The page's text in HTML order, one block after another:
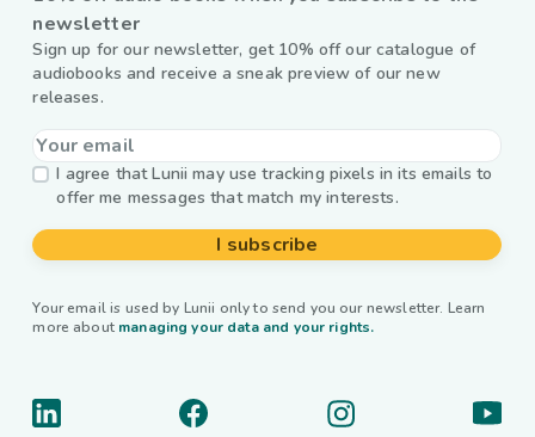
newsletter
Sign up for our newsletter, get 10% off our catalogue of
audiobooks and receive a sneak preview of our new
releases.
I agree that Lunii may use tracking pixels in its emails to
offer me messages that match my interests.
I subscribe
Your email is used by Lunii only to send you our newsletter. Learn
more about managing your data and your rights.